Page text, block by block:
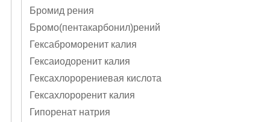
Бромид рения
Бромо(пентакарбонил)рений
Гексаброморенит калия
Гексаиодоренит калия
Гексахлорорениевая кислота
Гексахлороренит калия
Гипоренат натрия